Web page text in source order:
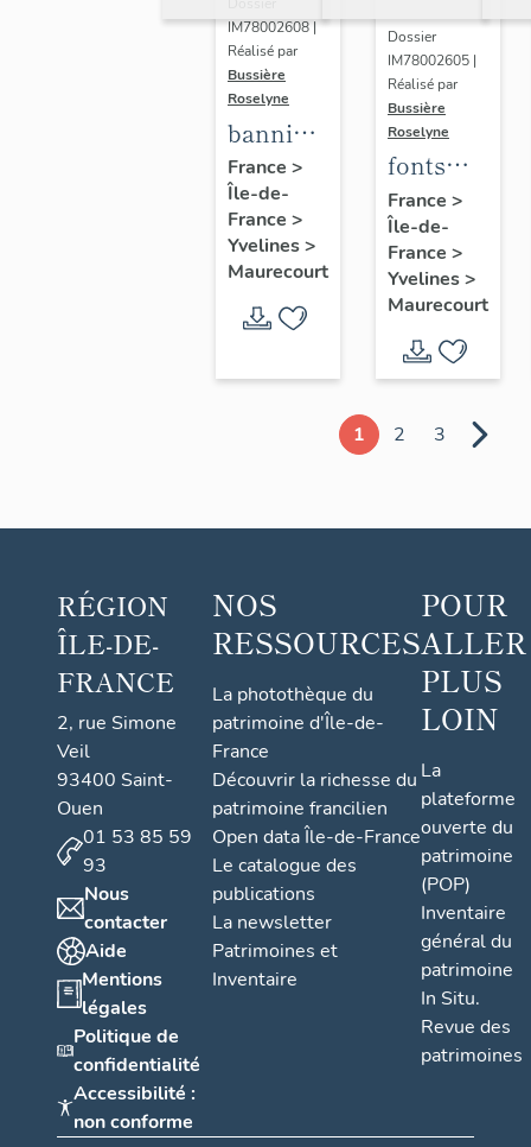
IM78002608 |
Réalisé par
Bussière
Roselyne
bannière
de
procession
de la
congrégation
des
Enfants
France >
Île-de-
France >
Yvelines>
Maurecourt
Dossier
IM78002605 |
Réalisé par
Bussière
Roselyne
fonts
baptismaux
n°1
France >
Île-de-
France >
Yvelines>
Maurecourt
1 2 3
RÉGION
ÎLE-DE-
FRANCE
2, rue Simone
Veil
93400 Saint-
Ouen
01 53 85 59
93
Nous
contacter
Aide
Mentions
légales
Politique de
confidentialité
Accessibilité :
non conforme
NOS
RESSOURCES
La photothèque du
patrimoine d'Île-de-
France
Découvrir la richesse du
patrimoine francilien
Open data Île-de-France
Le catalogue des
publications
La newsletter
Patrimoines et
Inventaire
POUR
ALLER
PLUS
LOIN
La
plateforme
ouverte du
patrimoine
(POP)
Inventaire
général du
patrimoine
In Situ.
Revue des
patrimoines